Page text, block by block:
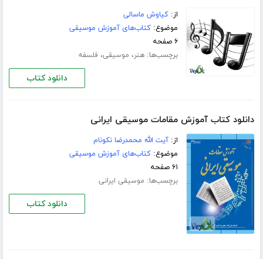
از:کیاوش ماسالی
موضوع:کتاب‌های آموزش موسیقی
۶ صفحه
برچسب‌ها:هنر، موسیقی، فلسفه
دانلود کتاب
دانلود کتاب آموزش مقامات موسیقی ایرانی
از:آیت الله محمدرضا نکونام
موضوع:کتاب‌های آموزش موسیقی
۶۱ صفحه
برچسب‌ها: موسیقی ایرانی
دانلود کتاب